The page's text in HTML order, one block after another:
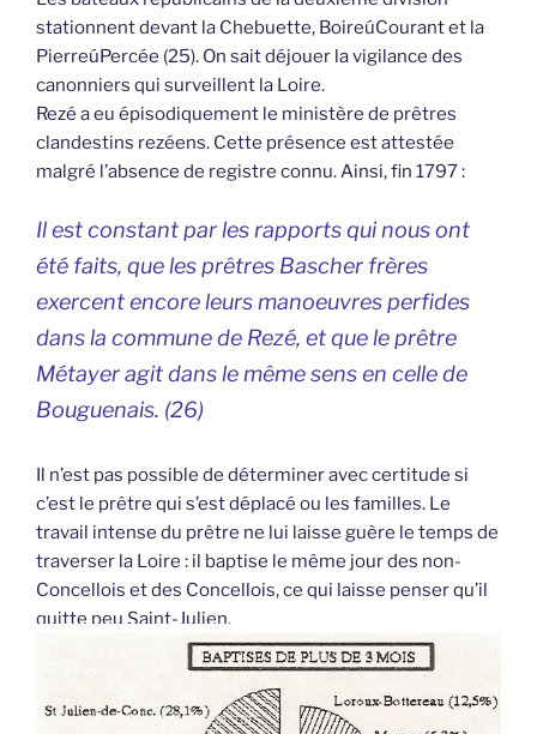
stationnent devant la Chebuette, BoireúCourant et la
PierreúPercée (25). On sait déjouer la vigilance des
canonniers qui surveillent la Loire.
Rezé a eu épisodiquement le ministère de prêtres
clandestins rezéens. Cette présence est attestée
malgré l’absence de registre connu. Ainsi, fin 1797 :
Il est constant par les rapports qui nous ont
été faits, que les prêtres Bascher frères
exercent encore leurs manoeuvres perfides
dans la commune de Rezé, et que le prêtre
Métayer agit dans le même sens en celle de
Bouguenais. (26)
Il n’est pas possible de déterminer avec certitude si
c’est le prêtre qui s’est déplacé ou les familles. Le
travail intense du prêtre ne lui laisse guère le temps de
traverser la Loire : il baptise le même jour des non-
Concellois et des Concellois, ce qui laisse penser qu’il
quitte peu Saint-Julien.